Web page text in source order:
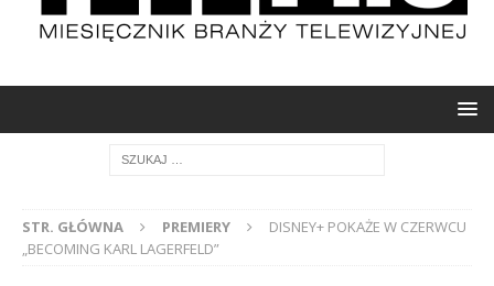
STR. GŁÓWNA PREMIERY
DISNEY+ POKAŻE W CZERWCU
„BECOMING KARL LAGERFELD”